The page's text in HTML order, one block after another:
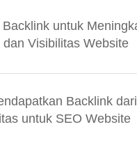
untuk
dan Visibilitas Website
Backlink
untuk SEO Website